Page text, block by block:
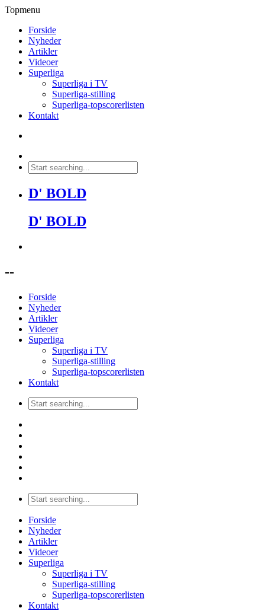
Topmenu
Forside
Nyheder
Artikler
Videoer
Superliga
Superliga i TV
Superliga-stilling
Superliga-topscorerlisten
Kontakt
D' BOLD
D' BOLD
--
Forside
Nyheder
Artikler
Videoer
Superliga
Superliga i TV
Superliga-stilling
Superliga-topscorerlisten
Kontakt
Forside
Nyheder
Artikler
Videoer
Superliga
Superliga i TV
Superliga-stilling
Superliga-topscorerlisten
Kontakt